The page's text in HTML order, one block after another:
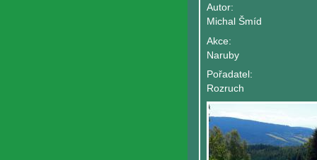
Autor:
Michal Šmíd
Akce:
Naruby
Pořadatel:
Rozruch